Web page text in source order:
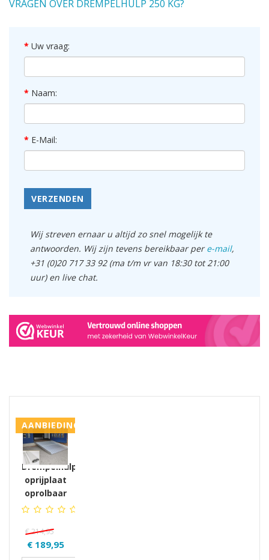
VRAGEN OVER DREMPELHULP 250 KG?
Uw vraag:
Naam:
E-Mail:
VERZENDEN
Wij streven ernaar u altijd zo snel mogelijk te
antwoorden. Wij zijn tevens bereikbaar pere-mail,
+31 (0)20 717 33 92 (ma t/m vr van 18:30 tot 21:00
uur) en live chat.
GERELATEERDE PRODUCTEN PRODUCTS
AANBIEDING
Drempelhulp/
oprijplaat
oprolbaar
€ 214,95
€ 189,95